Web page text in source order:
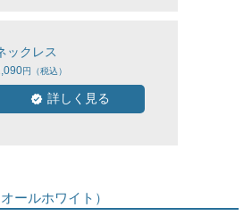
ックレス
詳しく見る
ールホワイト）